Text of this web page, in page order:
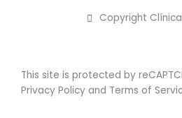
Copyright Clínica
This site is protected by
Privacy Policy and Terms of